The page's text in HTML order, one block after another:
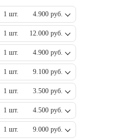
1 шт. 4.900 руб.
1 шт. 12.000 руб.
1 шт. 4.900 руб.
1 шт. 9.100 руб.
1 шт. 3.500 руб.
1 шт. 4.500 руб.
1 шт. 9.000 руб.